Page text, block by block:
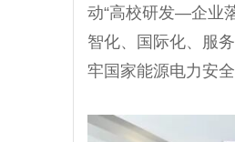
动“高校研发—企业
智化、国际化、服
牢国家能源电力安